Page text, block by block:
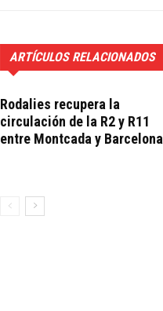
ARTÍCULOS RELACIONADOS
Rodalies recupera la
circulación de la R2 y R11
entre Montcada y Barcelona